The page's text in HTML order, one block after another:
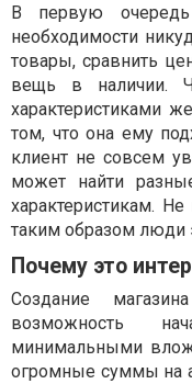
В первую
необходимости
товары, сравнить
вещь в наличии.
характеристиками
том, что она ему
клиент не совсем
может найти
характеристикам.
таким образом люди
Почему это
Создание
возможность
минимальными
огромные суммы на